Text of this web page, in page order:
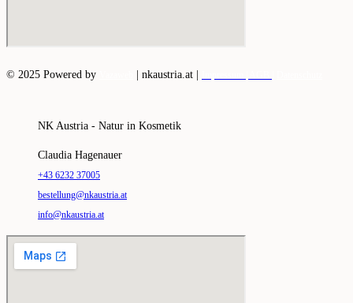
© 2025 Powered by nkaustria.at |
NK Austria - Natur in Kosmetik
Claudia Hagenauer
+43 6232 37005
bestellung@nkaustria.at
info@nkaustria.at